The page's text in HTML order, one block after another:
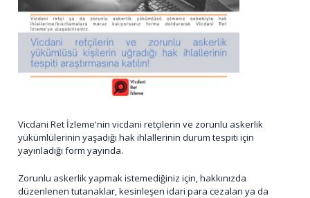
Vicdani Ret İzleme'nin vicdani retçilerin ve zorunlu askerlik
yükümlülerinin yaşadığı hak ihlallerinin durum tespiti için
yayınladığı form yayında.
Zorunlu askerlik yapmak istemediğiniz için, hakkınızda
düzenlenen tutanaklar, kesinleşen idari para cezaları ya da